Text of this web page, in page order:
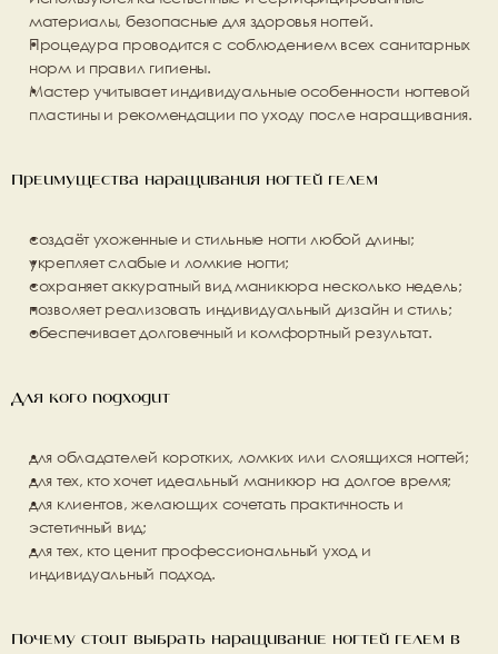
материалы, безопасные для здоровья ногтей.
Процедура проводится с соблюдением всех санитарных
норм и правил гигиены.
Мастер учитывает индивидуальные особенности ногтевой
пластины и рекомендации по уходу после наращивания.
Преимущества наращивания ногтей гелем
создаёт ухоженные и стильные ногти любой длины;
укрепляет слабые и ломкие ногти;
сохраняет аккуратный вид маникюра несколько недель;
позволяет реализовать индивидуальный дизайн и стиль;
обеспечивает долговечный и комфортный результат.
Для кого подходит
для обладателей коротких, ломких или слоящихся ногтей;
для тех, кто хочет идеальный маникюр на долгое время;
для клиентов, желающих сочетать практичность и
эстетичный вид;
для тех, кто ценит профессиональный уход и
индивидуальный подход.
Почему стоит выбрать наращивание ногтей гелем в